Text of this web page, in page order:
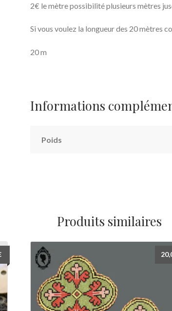
2€ le mètre possibilité plusieurs mètres
Si vous voulez la longueur des 20 mètres
20 m
Informations
Poids
Produits similaires